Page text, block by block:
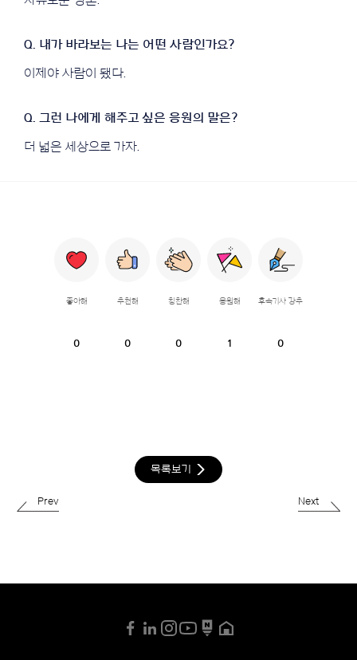
이제야 사람이 됐다.
더 넓은 세상으로 가자.
좋아해
0
추천해
0
칭찬해
0
응원해
1
후속기사 강추
0
목록보기
Prev Next